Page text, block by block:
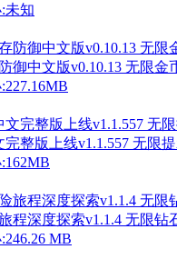
未知
御中文版v0.10.13 无限金
完整版上线v1.1.557 无限
程深度探索v1.1.4 无限钻
MB